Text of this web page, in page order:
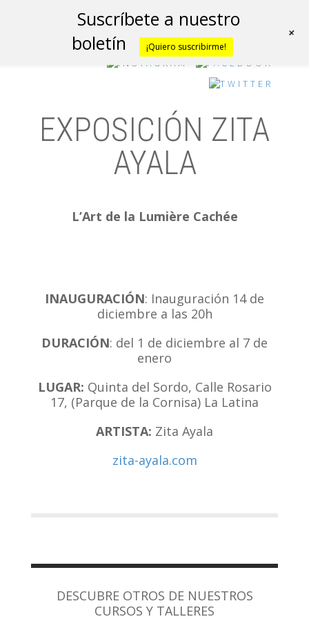
EXPOSICIÓN ZITA
AYALA
L’Art de la Lumière Cachée
INAUGURACIÓN: Inauguración 14 de
diciembre a las 20h
DURACIÓN: del 1 de diciembre al 7 de
enero
LUGAR: Quinta del Sordo, Calle Rosario
17, (Parque de la Cornisa) La Latina
ARTISTA: Zita Ayala
zita-ayala.com
DESCUBRE OTROS DE NUESTROS
CURSOS Y TALLERES
Suscríbete a nuestro
boletín
¡Quiero suscribirme!
+